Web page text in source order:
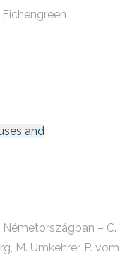
and
– C.
M. Umkehrer, P. vom